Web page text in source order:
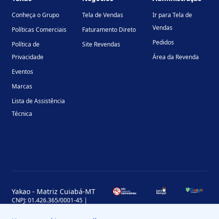
Conheça o Grupo
Políticas Comerciais
Política de
Privacidade
Eventos
Marcas
Lista de Assistência
Técnica
Tela de Vendas
Faturamento Direto
Site Revendas
Ir para Tela de
Vendas
Pedidos
Área da Revenda
Yakao - Matriz Cuiabá-MT
CNPJ: 01.426.365/0001-45 |